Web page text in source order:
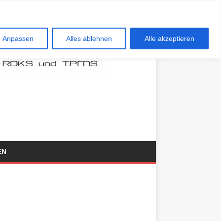
Anpassen Alles ablehnen Alle akzeptieren